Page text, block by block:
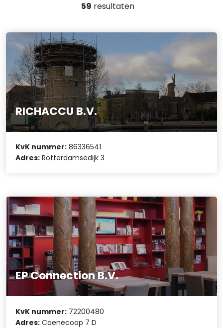
59 resultaten
RICHACCU B.V.
KvK nummer: 86336541
Adres: Rotterdamsedijk 3
EP Connection B.V.
KvK nummer: 72200480
Adres: Coenecoop 7 D